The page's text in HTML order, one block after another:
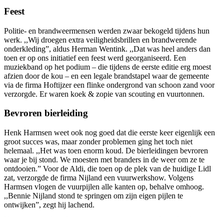
Feest
Politie- en brandweermensen werden zwaar bekogeld tijdens hun
werk. ,,Wij droegen extra veiligheidsbrillen en brandwerende
onderkleding”, aldus Herman Wentink. ,,Dat was heel anders dan
toen er op ons initiatief een feest werd georganiseerd. Een
muziekband op het podium – die tijdens de eerste editie erg moest
afzien door de kou – en een legale brandstapel waar de gemeente
via de firma Hoftijzer een flinke ondergrond van schoon zand voor
verzorgde. Er waren koek & zopie van scouting en vuurtonnen.
Bevroren bierleiding
Henk Harmsen weet ook nog goed dat die eerste keer eigenlijk een
groot succes was, maar zonder problemen ging het toch niet
helemaal. ,,Het was toen enorm koud. De bierleidingen bevroren
waar je bij stond. We moesten met branders in de weer om ze te
ontdooien.” Voor de Aldi, die toen op de plek van de huidige Lidl
zat, verzorgde de firma Nijland een vuurwerkshow. Volgens
Harmsen vlogen de vuurpijlen alle kanten op, behalve omhoog.
,,Bennie Nijland stond te springen om zijn eigen pijlen te
ontwijken”, zegt hij lachend.